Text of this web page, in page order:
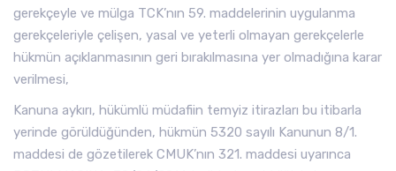
gerekçeyle ve mülga TCK’nın 59. maddelerinin uygulanma
gerekçeleriyle çelişen, yasal ve yeterli olmayan gerekçelerle
hükmün açıklanmasının geri bırakılmasına yer olmadığına karar
verilmesi,
Kanuna aykırı, hükümlü müdafiin temyiz itirazları bu itibarla
yerinde görüldüğünden, hükmün 5320 sayılı Kanunun 8/1.
maddesi de gözetilerek CMUK’nın 321. maddesi uyarınca